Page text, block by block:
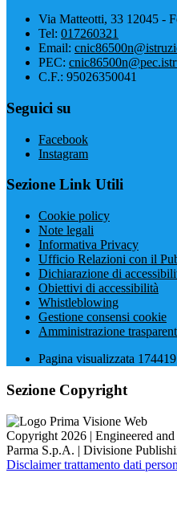
Via Matteotti, 33 12045 -
Tel: 017260321
Email:
PEC:
C.F.: 95026350041
Seguici su
Facebook
Instagram
Sezione Link Utili
Cookie policy
Note legali
Informativa Privacy
Ufficio Relazioni con il
Dichiarazione di
Obiettivi di accessibilità
Whistleblowing
Gestione consensi cookie
Amministrazione
Pagina visualizzata 174419
Sezione Copyright
Copyright 2026 | Engineered
Parma S.p.A. | Divisione
Disclaimer trattamento dati